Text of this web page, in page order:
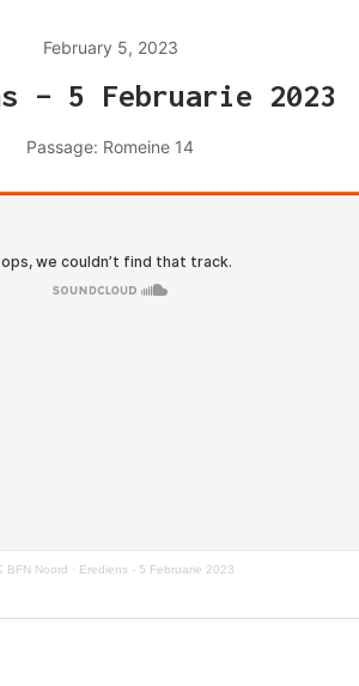
February 5, 2023
– 5 Februarie 2023
Passage: Romeine 14
BFN Noord · Erediens - 5 Februarie 2023